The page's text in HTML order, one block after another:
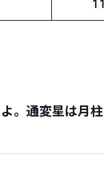
。通変星は月